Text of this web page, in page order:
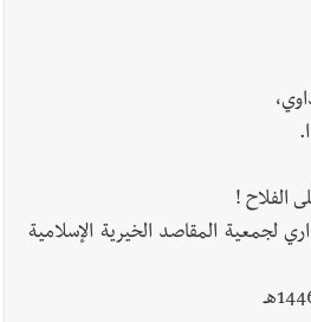
الفلاح !
لجمعية المقاصد الخيرية الإسلامية